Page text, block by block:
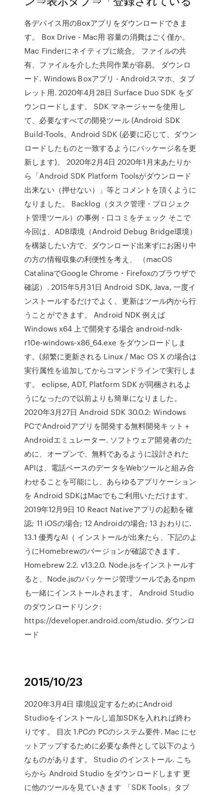
各デバイス用のBoxアプリをダウンロードできま
す。 Box Drive - Mac用 容量の消費はごく僅か。
Mac Finderにネイティブに統合。 ファイルの共
有、ファイルを介した共同作業が容易。 ダウンロ
ード. Windows Boxアプリ - Androidスマホ、タブ
レット用. 2020年4月28日 Surface Duo SDK をダ
ウンロードします。 SDK マネージャーを使用し
て、必要なすべての開発ツール (Android SDK
Build-Tools、Android SDK (必要に応じて、ダウン
ロードしたものと一致するようにパッケージ名を更
新します)。 2020年2月4日 2020年1月末あたりか
ら「Android SDK Platform Toolsがダウンロード
出来ない（押せない）」等とコメントを頂くように
なりました。 Backlog（タスク管理・プロジェク
ト管理ツール）の事例・口コミをチェック そこで
今回は、ADB環境（Android Debug Bridge環境）
を構築したい方で、ダウンロード出来ずにお困り中
の方の情報収集の利便性を考え、 （macOS
CatalinaでGoogle Chrome・Firefoxのブラウザで
確認）. 2015年5月31日 Android SDK, Java, 一度イ
ンストールするだけでよく、更新はツール内から行
うことができます。 Android NDK 例えば
Windows x64 上で開発する場合 android-ndk-
r10e-windows-x86_64.exe をダウンロードしま
す。(頻繁に更新される Linux / Mac OS X の場合は
実行属性を追加してからコマンドラインで実行しま
す。 eclipse, ADT, Platform SDK が同梱されるよ
うになったので以前よりも簡単になりました。
2020年3月27日 Android SDK 30.0.2: Windows
PCでAndroidアプリを開発する無料開発キット＋
Androidエミュレーター. ソフトウェア開発者のた
めに、オープンで、無料であるように設計された
APIは、電話ベースのデータをWebツールと組み合
わせることを可能にし、あらゆるアプリケーション
を Android SDKはMacでもご利用いただけます。
2019年12月9日 10 React Nativeアプリの起動を確
認; 11 iOSの場合; 12 Androidの場合; 13 おわりに.
13.1 優秀なAI（ インストールが出来たら、下記のよ
うにHomebrewのバージョンが確認できます。
Homebrew 2.2. v13.2.0. Node.jsをインストールす
ると、Node.jsのパッケージ管理ツールであるnpm
も一緒にインストールされます。 Android Studio
のダウンロードリンク:
https://developer.android.com/studio. ダウンロ
ード
2015/10/23
2020年3月4日 環境設定するためにAndroid
Studioをインストールし追加SDKを入れれば終わ
りです。 目次 1.PCの PCのシステム要件. Mac にセ
ットアップするために必要な条件として以下のよう
なものがあります。 Studio のインストール. こち
らから Android Studio をダウンロードします 更
に他のツールを見ていきます 「SDK Tools」タブ